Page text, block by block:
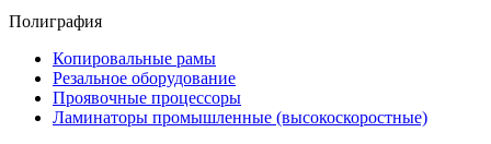
Полиграфия
Копировальные рамы
Резальное оборудование
Проявочные процессоры
Ламинаторы промышленные (высокоскоростные)